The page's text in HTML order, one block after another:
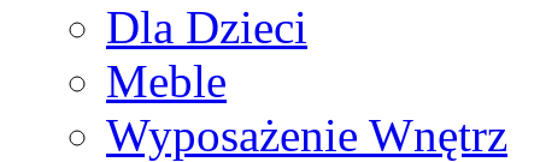
Dla Dzieci
Meble
Wyposażenie Wnętrz